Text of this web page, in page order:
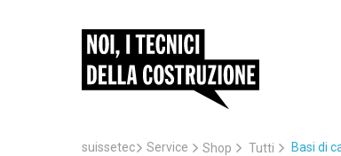
suissetec Service Shop Tutti Basi di